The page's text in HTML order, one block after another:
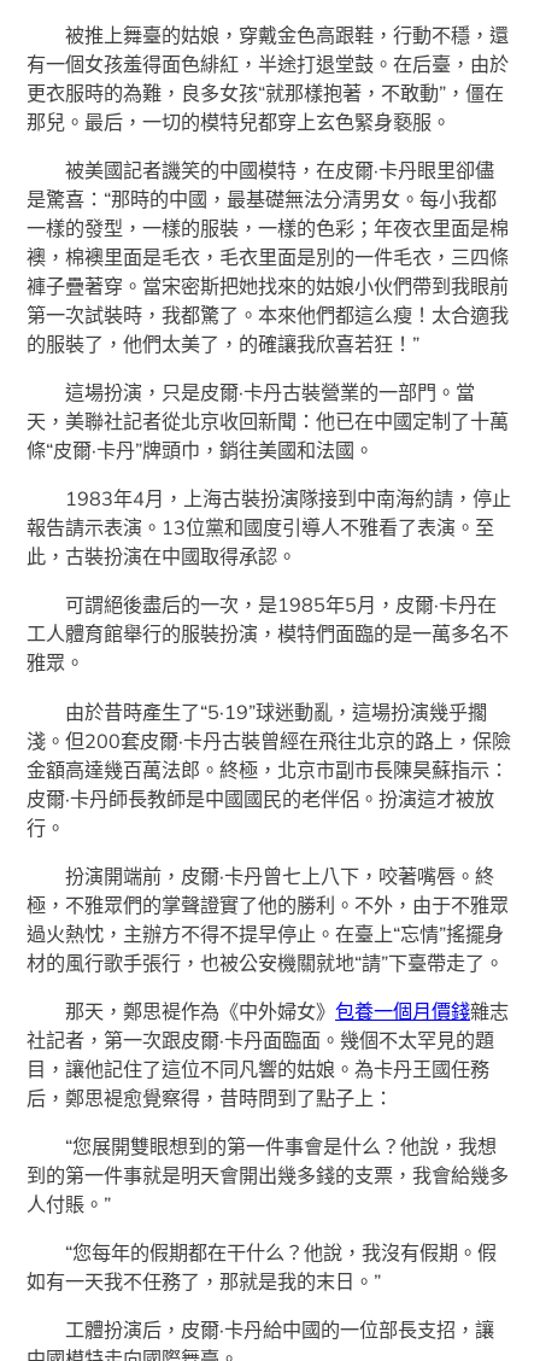
被推上舞臺的姑娘，穿戴金色高跟鞋，行動不穩，還
有一個女孩羞得面色緋紅，半途打退堂鼓。在后臺，由於
更衣服時的為難，良多女孩“就那樣抱著，不敢動”，僵在
那兒。最后，一切的模特兒都穿上玄色緊身褻服。
被美國記者譏笑的中國模特，在皮爾·卡丹眼里卻儘
是驚喜：“那時的中國，最基礎無法分清男女。每小我都
一樣的發型，一樣的服裝，一樣的色彩；年夜衣里面是棉
襖，棉襖里面是毛衣，毛衣里面是別的一件毛衣，三四條
褲子疊著穿。當宋密斯把她找來的姑娘小伙們帶到我眼前
第一次試裝時，我都驚了。本來他們都這么瘦！太合適我
的服裝了，他們太美了，的確讓我欣喜若狂！”
這場扮演，只是皮爾·卡丹古裝營業的一部門。當
天，美聯社記者從北京收回新聞：他已在中國定制了十萬
條“皮爾·卡丹”牌頭巾，銷往美國和法國。
1983年4月，上海古裝扮演隊接到中南海約請，停止
報告請示表演。13位黨和國度引導人不雅看了表演。至
此，古裝扮演在中國取得承認。
可謂絕後盡后的一次，是1985年5月，皮爾·卡丹在
工人體育館舉行的服裝扮演，模特們面臨的是一萬多名不
雅眾。
由於昔時產生了“5·19”球迷動亂，這場扮演幾乎擱
淺。但200套皮爾·卡丹古裝曾經在飛往北京的路上，保險
金額高達幾百萬法郎。終極，北京市副市長陳昊蘇指示：
皮爾·卡丹師長教師是中國國民的老伴侶。扮演這才被放
行。
扮演開端前，皮爾·卡丹曾七上八下，咬著嘴唇。終
極，不雅眾們的掌聲證實了他的勝利。不外，由于不雅眾
過火熱忱，主辦方不得不提早停止。在臺上“忘情”搖擺身
材的風行歌手張行，也被公安機關就地“請”下臺帶走了。
那天，鄭思褆作為《中外婦女》包養一個月價錢雜志
社記者，第一次跟皮爾·卡丹面臨面。幾個不太罕見的題
目，讓他記住了這位不同凡響的姑娘。為卡丹王國任務
后，鄭思褆愈覺察得，昔時問到了點子上：
“您展開雙眼想到的第一件事會是什么？他說，我想
到的第一件事就是明天會開出幾多錢的支票，我會給幾多
人付賬。”
“您每年的假期都在干什么？他說，我沒有假期。假
如有一天我不任務了，那就是我的末日。”
工體扮演后，皮爾·卡丹給中國的一位部長支招，讓